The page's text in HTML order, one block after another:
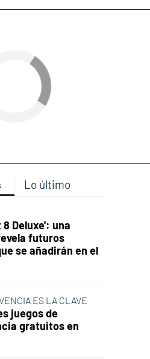
Lo último
Deluxe': una
futuros
se añadirán en el
ES LA CLAVE
juegos de
gratuitos en